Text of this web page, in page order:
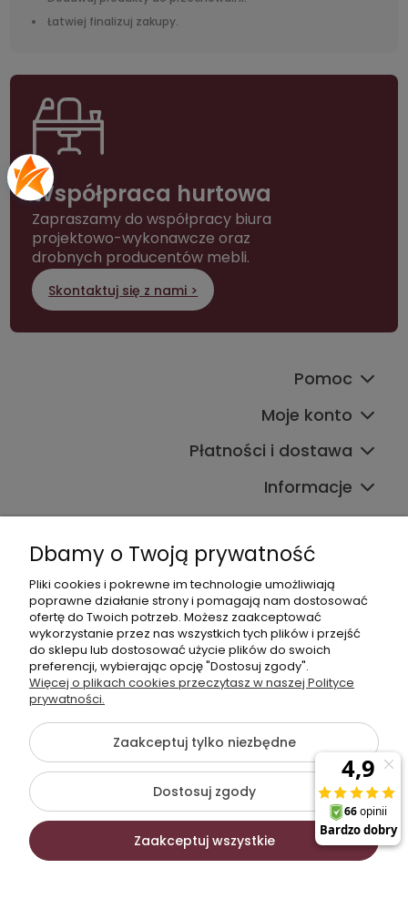
Łatwiej finalizuj zakupy.
Współpraca hurtowa
Zapraszamy do współpracy biura
projektowo-wykonawcze oraz
drobnych producentów mebli.
Skontaktuj się z nami >
Pomoc
Moje konto
Płatności i dostawa
Informacje
Kontakt ze sklepem
Dane kontaktowe
603377506
sklep@komfort-biuro.pl
Nasz Facebook
©2026 Wszelkie Prawa Zastrzeżone | Komfort Biuro -
meble biurowe
Szablon Flex byEcommercy
Dbamy o Twoją prywatność
Pliki cookies i pokrewne im technologie umożliwiają
poprawne działanie strony i pomagają nam dostosować
ofertę do Twoich potrzeb. Możesz zaakceptować
wykorzystanie przez nas wszystkich tych plików i przejść
do sklepu lub dostosować użycie plików do swoich
preferencji, wybierając opcję "Dostosuj zgody".
Więcej o plikach cookies przeczytasz w naszej Polityce
prywatności.
Zaakceptuj tylko niezbędne
Dostosuj zgody
Zaakceptuj wszystkie